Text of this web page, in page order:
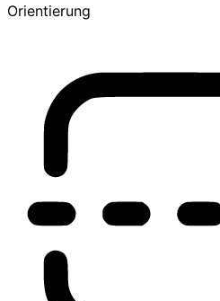
Orientierung